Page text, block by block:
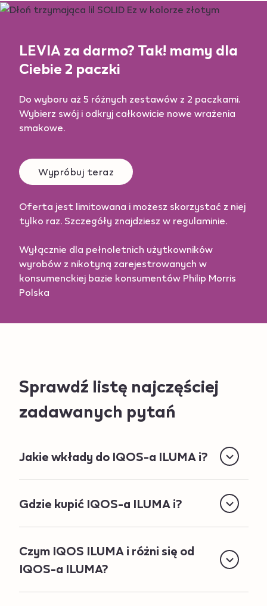
LEVIA za darmo? Tak! mamy dla
Ciebie 2 paczki
Do wyboru aż 5 różnych zestawów z 2 paczkami.
Wybierz swój i odkryj całkowicie nowe wrażenia
smakowe.
Wypróbuj teraz
Oferta jest limitowana i możesz skorzystać z niej
tylko raz. Szczegóły znajdziesz w regulaminie.
Wyłącznie dla pełnoletnich użytkowników
wyrobów z nikotyną zarejestrowanych w
konsumenckiej bazie konsumentów Philip Morris
Polska
Sprawdź listę najczęściej
zadawanych pytań
Jakie wkłady do IQOS-a ILUMA i?
Gdzie kupić IQOS-a ILUMA i?
Czym IQOS ILUMA i różni się od
IQOS‑a ILUMA?